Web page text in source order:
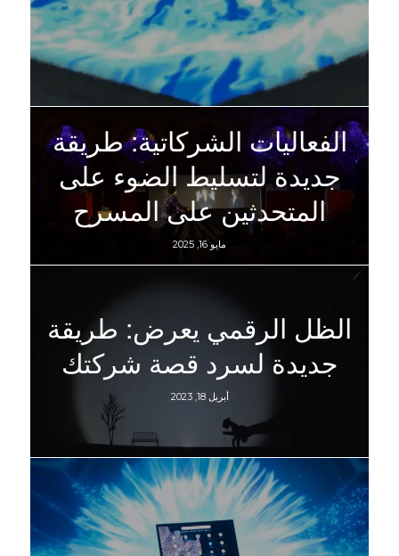
الفعاليات الشركاتية: طريقة
جديدة لتسليط الضوء على
المتحدثين على المسرح
مايو 16, 2025
الظل الرقمي يعرض: طريقة
جديدة لسرد قصة شركتك
أبريل 18, 2023